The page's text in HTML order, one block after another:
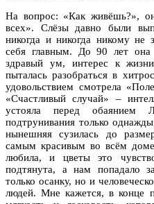
На вопрос: «Как живёшь?»,
всех». Слёзы давно были
никогда и никогда никому не
себя главным. До 90 лет она
здравый ум, интерес к
пыталась разобраться в
удовольствием смотрела
«Счастливый случай» –
устояла перед
подтрунивания только
нынешняя сузилась до
самым красивым во всём
любила, и цветы это
подтянута, а нам попадало
только осанку, но и
людей. Мне кажется, в конце